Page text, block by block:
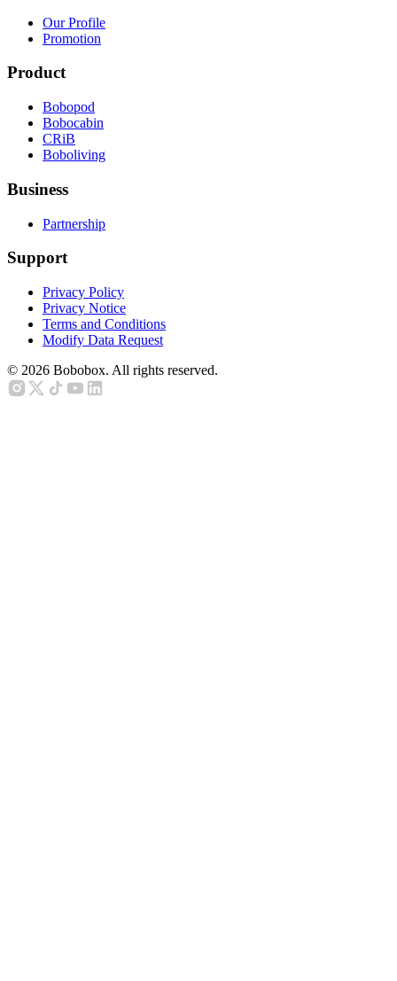
Our Profile
Promotion
Product
Bobopod
Bobocabin
CRiB
Boboliving
Business
Partnership
Support
Privacy Policy
Privacy Notice
Terms and Conditions
Modify Data Request
© 2026 Bobobox. All rights reserved.